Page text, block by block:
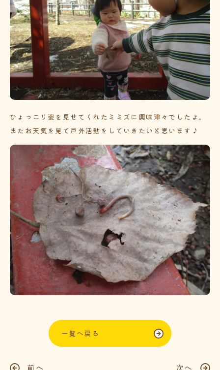
ひょっこり姿を見せてくれたミミズに興味津々でしたよ。
またお天気を見て戸外活動をしていきたいと思います♪
一覧へ戻る
前へ 次へ